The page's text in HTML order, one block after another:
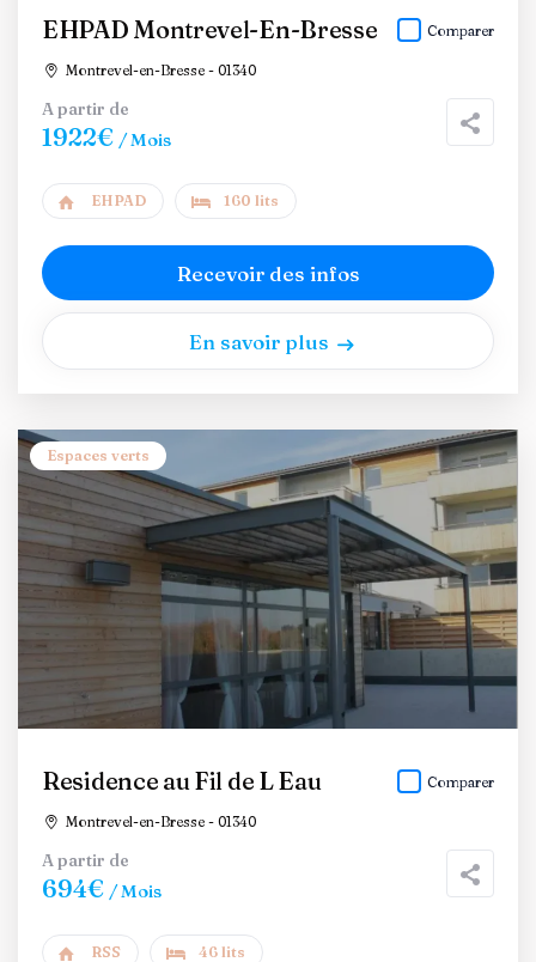
EHPAD Montrevel-En-Bresse
Montrevel-en-Bresse - 01340
Comparer
A partir de
1922€ / Mois
EHPAD 160 lits
Recevoir des infos
En savoir plus
Espaces verts
Residence au Fil de L Eau
Montrevel-en-Bresse - 01340
Comparer
A partir de
694€ / Mois
RSS 46 lits